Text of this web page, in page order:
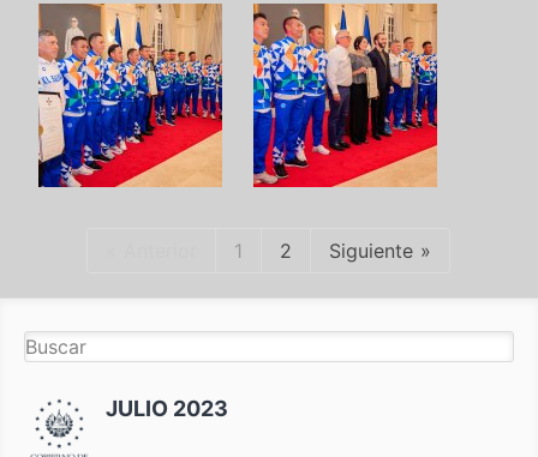
1 2 Siguiente
JULIO 2023